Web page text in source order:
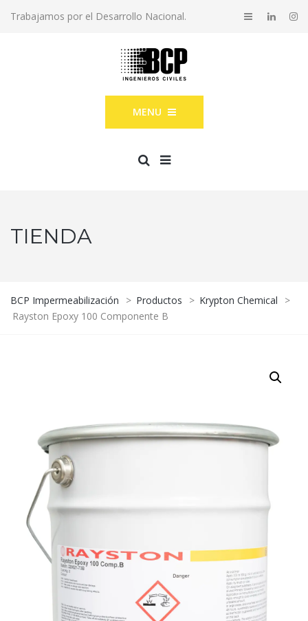
Trabajamos por el Desarrollo Nacional.
MENU
TIENDA
BCP Impermeabilización > Productos > Krypton Chemical
>
Rayston Epoxy 100 Componente B